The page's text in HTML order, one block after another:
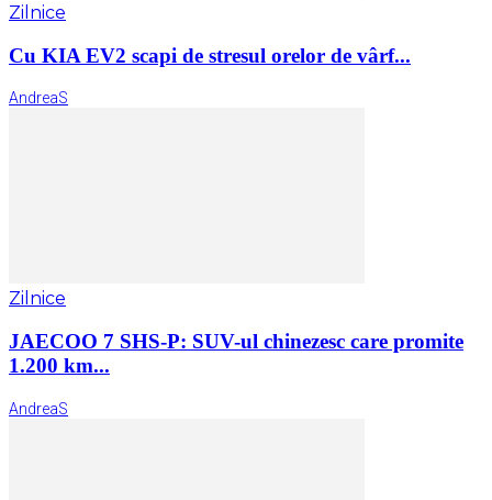
Zilnice
Cu KIA EV2 scapi de stresul orelor de vârf...
AndreaS
Zilnice
JAECOO 7 SHS-P: SUV-ul chinezesc care promite
1.200 km...
AndreaS